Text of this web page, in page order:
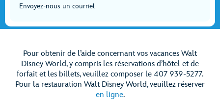
Envoyez-nous un courriel
Pour obtenir de l’aide concernant vos vacances Walt
Disney World, y compris les réservations d’hôtel et de
forfait et les billets, veuillez composer le 407 939-5277.
Pour la restauration Walt Disney World, veuillez réserver
en ligne.